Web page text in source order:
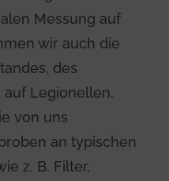
Messung auf
wir auch die
des
Legionellen.
von uns
an typischen
z. B. Filter,